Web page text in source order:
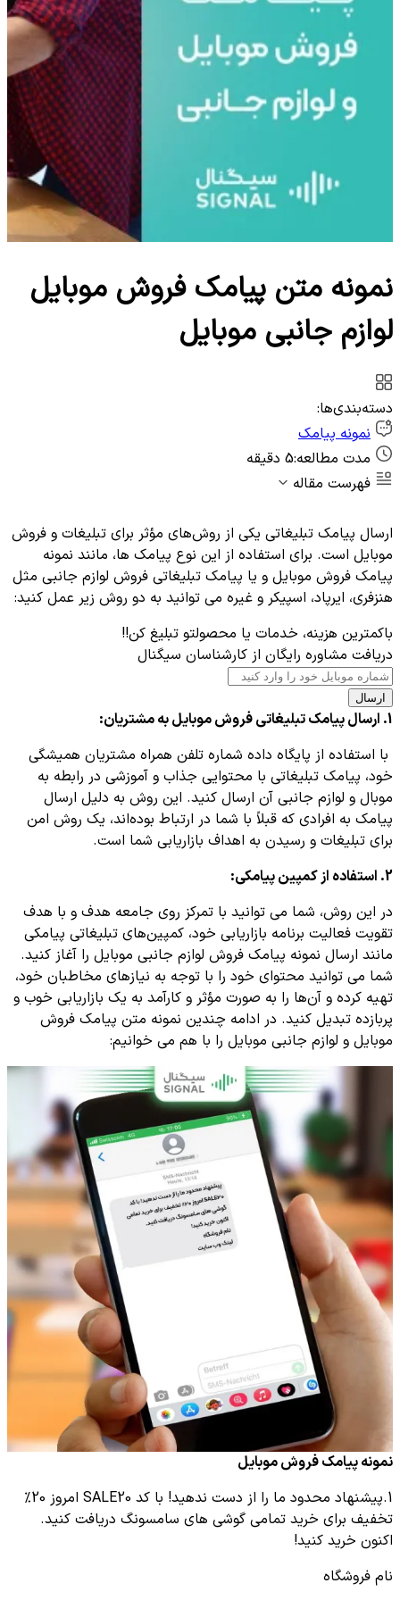
نمونه متن پیامک فروش موبایل
لوازم جانبی موبایل
دسته‌بندی‌ها:
نمونه پیامک
مدت مطالعه:5 دقیقه
فهرست مقاله
ارسال پیامک تبلیغاتی یکی از روش‌های مؤثر برای تبلیغات و فروش
موبایل است. برای استفاده از این نوع پیامک ها، مانند نمونه
پیامک فروش موبایل و یا پیامک تبلیغاتی فروش لوازم جانبی مثل
هنزفری، ایرپاد، اسپیکر و غیره می ‌توانید به دو روش زیر عمل کنید:
باکمترین هزینه، خدمات یا محصولتو تبلیغ کن!!
دریافت مشاوره رایگان از کارشناسان سیگنال
ارسال
1. ارسال پیامک تبلیغاتی فروش موبایل به مشتریان:
با استفاده از پایگاه داده شماره تلفن همراه مشتریان همیشگی
خود، پیامک تبلیغاتی با محتوایی جذاب و آموزشی در رابطه به
موبال و لوازم جانبی آن ارسال کنید. این روش به دلیل ارسال
پیامک به افرادی که قبلاً با شما در ارتباط بوده‌اند، یک روش امن
برای تبلیغات و رسیدن به اهداف بازاریابی شما است.
2. استفاده از کمپین پیامکی:
در این روش، شما می ‌توانید با تمرکز روی جامعه هدف و با هدف
تقویت فعالیت برنامه بازاریابی خود، کمپین‌های تبلیغاتی پیامکی
مانند ارسال نمونه پیامک فروش لوازم جانبی موبایل را آغاز کنید.
شما می ‌توانید محتوای خود را با توجه به نیازهای مخاطبان خود،
تهیه کرده و آن‌ها را به صورت مؤثر و کارآمد به یک بازاریابی خوب و
پربازده تبدیل کنید. در ادامه چندین نمونه متن پیامک فروش
موبایل و لوازم جانبی موبایل را با هم می خوانیم:
نمونه پیامک فروش موبایل
1.پیشنهاد محدود ما را از دست ندهید! با کد SALE20 امروز 20%
تخفیف برای خرید تمامی گوشی های سامسونگ دریافت کنید.
اکنون خرید کنید!
نام فروشگاه